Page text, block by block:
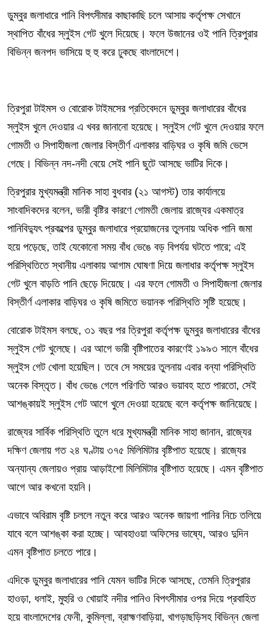
ডুম্বুর জলাধারে পানি বিপৎসীমার কাছাকাছি চলে আসায় কর্তৃপক্ষ সেখানে
স্থাপিত বাঁধের স্লুইস গেট খুলে দিয়েছে। ফলে উজানের ওই পানি ত্রিপুরার
বিভিন্ন জনপদ ভাসিয়ে হু হু করে ঢুকছে বাংলাদেশে।
ত্রিপুরা টাইমস ও বোরোক টাইমসের প্রতিবেদনে ডুম্বুর জলাধারের বাঁধের
স্লুইস খুলে দেওয়ার এ খবর জানানো হয়েছে। স্লুইস গেট খুলে দেওয়ার ফলে
গোমতী ও সিপাহীজলা জেলার বিস্তীর্ণ এলাকার বাড়িঘর ও কৃষি জমি ভেসে
গেছে। বিভিন্ন নদ-নদী বেয়ে সেই পানি ছুটে আসছে ভাটির দিকে।
ত্রিপুরার মুখ্যমন্ত্রী মানিক সাহা বুধবার (২১ আগস্ট) তার কার্যালয়ে
সাংবাদিকদের বলেন, ভারী বৃষ্টির কারণে গোমতী জেলায় রাজ্যের একমাত্র
পানিবিদ্যুৎ প্রকল্পের ডুম্বুর জলাধারে প্রয়োজনের তুলনায় অধিক পানি জমা
হয়ে পড়েছে, তাই যেকোনো সময় বাঁধ ভেঙে বড় বিপর্যয় ঘটতে পারে; এই
পরিস্থিতিতে স্থানীয় এলাকায় আগাম ঘোষণা দিয়ে জলাধার কর্তৃপক্ষ স্লুইস
গেট খুলে বাড়তি পানি ছেড়ে দিয়েছে। এর ফলে গোমতী ও সিপাহীজলা জেলার
বিস্তীর্ণ এলাকার বাড়িঘর ও কৃষি জমিতে ভয়ানক পরিস্থিতি সৃষ্টি হয়েছে।
বোরোক টাইমস বলছে, ৩১ বছর পর ত্রিপুরা কর্তৃপক্ষ ডুম্বুর জলাধারের বাঁধের
স্লুইস গেট খুলেছে। এর আগে ভারী বৃষ্টিপাতের কারণেই ১৯৯৩ সালে বাঁধের
স্লুইস গেট খোলা হয়েছিল। তবে সে সময়ের তুলনায় এবার বন্যা পরিস্থিতি
অনেক বিস্তৃত। বাঁধ ভেঙে গেলে পরিণতি আরও ভয়াবহ হতে পারতো, সেই
আশঙ্কায়ই স্লুইস গেট আগে খুলে দেওয়া হয়েছে বলে কর্তৃপক্ষ জানিয়েছে।
রাজ্যের সার্বিক পরিস্থিতি তুলে ধরে মুখ্যমন্ত্রী মানিক সাহা জানান, রাজ্যের
দক্ষিণ জেলায় গত ২৪ ঘণ্টায় ৩৭৫ মিলিমিটার বৃষ্টিপাত হয়েছে। রাজ্যের
অন্যান্য জেলায়ও প্রায় আড়াইশো মিলিমিটার বৃষ্টিপাত হয়েছে। এমন বৃষ্টিপাত
আগে আর কখনো হয়নি।
এভাবে অবিরাম বৃষ্টি চললে নতুন করে আরও অনেক জায়গা পানির নিচে তলিয়ে
যাবে বলে আশঙ্কা করা হচ্ছে। আবহাওয়া অফিসের ভাষ্যে, আরও দুদিন
এমন বৃষ্টিপাত চলতে পারে।
এদিকে ডুম্বুর জলাধারের পানি যেমন ভাটির দিকে আসছে, তেমনি ত্রিপুরার
হাওড়া, ধলাই, মুহুরি ও খোয়াই নদীর পানিও বিপৎসীমার ওপর দিয়ে প্রবাহিত
হয়ে বাংলাদেশের ফেনী, কুমিল্লা, ব্রাহ্মণবাড়িয়া, খাগড়াছড়িসহ বিভিন্ন জেলা